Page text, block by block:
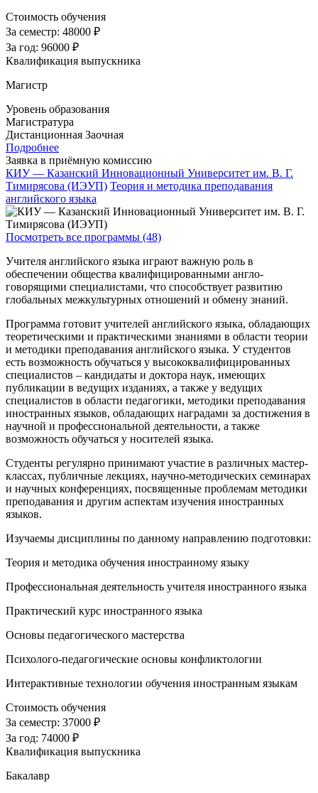
Стоимость обучения
За семестр: 48000 ₽
За год: 96000 ₽
Квалификация выпускника
Магистр
Уровень образования
Магистратура
Дистанционная Заочная
Подробнее
Заявка в приёмную комиссию
КИУ — Казанский Инновационный Университет им. В. Г.
Тимирясова (ИЭУП) Теория и методика преподавания
английского языка
Посмотреть все программы (48)
Учителя английского языка играют важную роль в
обеспечении общества квалифицированными англо-
говорящими специалистами, что способствует развитию
глобальных межкультурных отношений и обмену знаний.
Программа готовит учителей английского языка, обладающих
теоретическими и практическими знаниями в области теории
и методики преподавания английского языка. У студентов
есть возможность обучаться у высококвалифицированных
специалистов – кандидаты и доктора наук, имеющих
публикации в ведущих изданиях, а также у ведущих
специалистов в области педагогики, методики преподавания
иностранных языков, обладающих наградами за достижения в
научной и профессиональной деятельности, а также
возможность обучаться у носителей языка.
Студенты регулярно принимают участие в различных мастер-
классах, публичные лекциях, научно-методических семинарах
и научных конференциях, посвященные проблемам методики
преподавания и другим аспектам изучения иностранных
языков.
Изучаемы дисциплины по данному направлению подготовки:
Теория и методика обучения иностранному языку
Профессиональная деятельность учителя иностранного языка
Практический курс иностранного языка
Основы педагогического мастерства
Психолого-педагогические основы конфликтологии
Интерактивные технологии обучения иностранным языкам
Стоимость обучения
За семестр: 37000 ₽
За год: 74000 ₽
Квалификация выпускника
Бакалавр